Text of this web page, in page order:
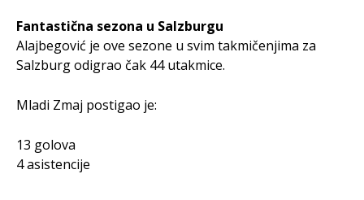
Fantastična sezona u Salzburgu
Alajbegović je ove sezone u svim takmičenjima za
Salzburg odigrao čak 44 utakmice.
Mladi Zmaj postigao je:
13 golova
4 asistencije